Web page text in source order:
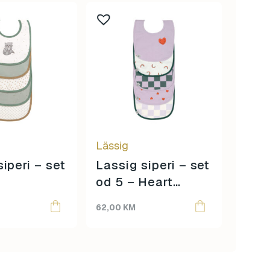
– set
Lässig
Lassig siperi – set
od 5 – Heart
62,00 KM